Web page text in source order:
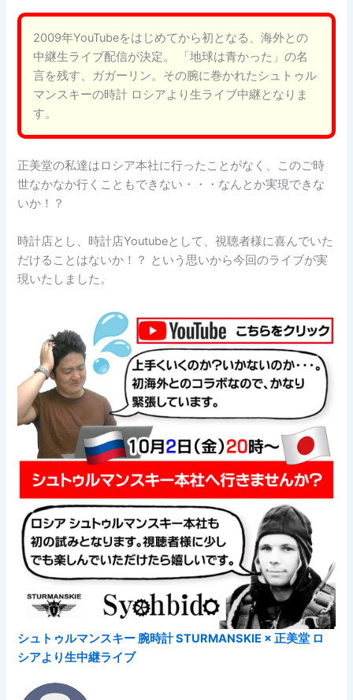
2009年YouTubeをはじめてから初となる、海外との
中継生ライブ配信が決定。 「地球は青かった」の名
言を残す、ガガーリン。その腕に巻かれたシュトゥル
マンスキーの時計 ロシアより生ライブ中継となりま
す。
正美堂の私達はロシア本社に行ったことがなく、このご時
世なかなか行くこともできない・・・なんとか実現できな
いか！？
時計店とし、時計店Youtubeとして、視聴者様に喜んでいた
だけることはないか！？ という思いから今回のライブが実
現いたしました。
シュトゥルマンスキー 腕時計 STURMANSKIE × 正美堂 ロ
シアより生中継ライブ